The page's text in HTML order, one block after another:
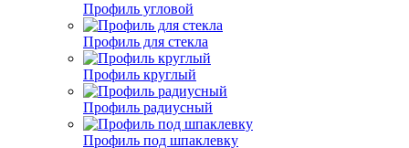
Профиль угловой
Профиль для стекла
Профиль круглый
Профиль радиусный
Профиль под шпаклевку